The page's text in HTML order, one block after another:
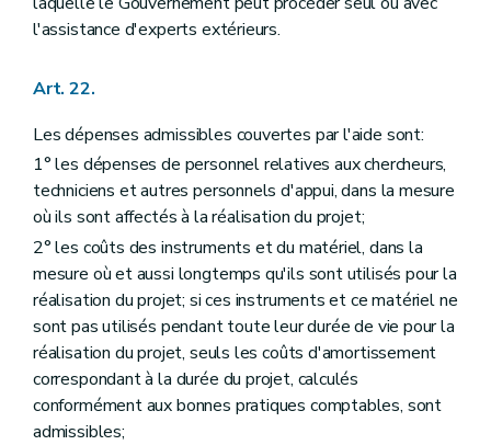
l'assistance d'experts extérieurs.
Art. 22.
Les dépenses admissibles couvertes par l'aide sont:
1° les dépenses de personnel relatives aux chercheurs,
techniciens et autres personnels d'appui, dans la mesure
où ils sont affectés à la réalisation du projet;
2° les coûts des instruments et du matériel, dans la
mesure où et aussi longtemps qu'ils sont utilisés pour la
réalisation du projet; si ces instruments et ce matériel ne
sont pas utilisés pendant toute leur durée de vie pour la
réalisation du projet, seuls les coûts d'amortissement
correspondant à la durée du projet, calculés
conformément aux bonnes pratiques comptables, sont
admissibles;